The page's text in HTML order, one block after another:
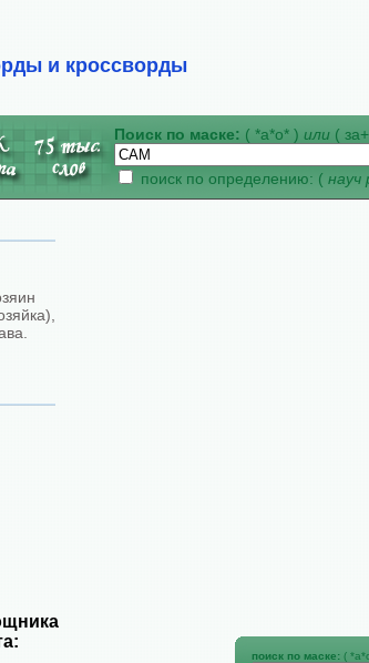
и кроссворды
Поиск по маске: ( *а*о* ) или (
поиск по определению: ( науч
поиск по маске: (